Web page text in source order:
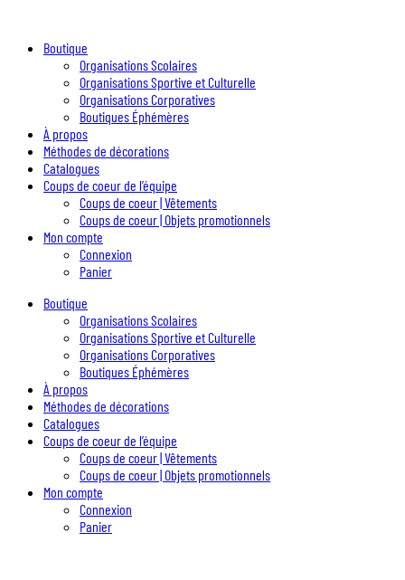
Boutique
Organisations Scolaires
Organisations Sportive et Culturelle
Organisations Corporatives
Boutiques Éphémères
À propos
Méthodes de décorations
Catalogues
Coups de coeur de l’équipe
Coups de coeur | Vêtements
Coups de coeur | Objets promotionnels
Mon compte
Connexion
Panier
Boutique
Organisations Scolaires
Organisations Sportive et Culturelle
Organisations Corporatives
Boutiques Éphémères
À propos
Méthodes de décorations
Catalogues
Coups de coeur de l’équipe
Coups de coeur | Vêtements
Coups de coeur | Objets promotionnels
Mon compte
Connexion
Panier